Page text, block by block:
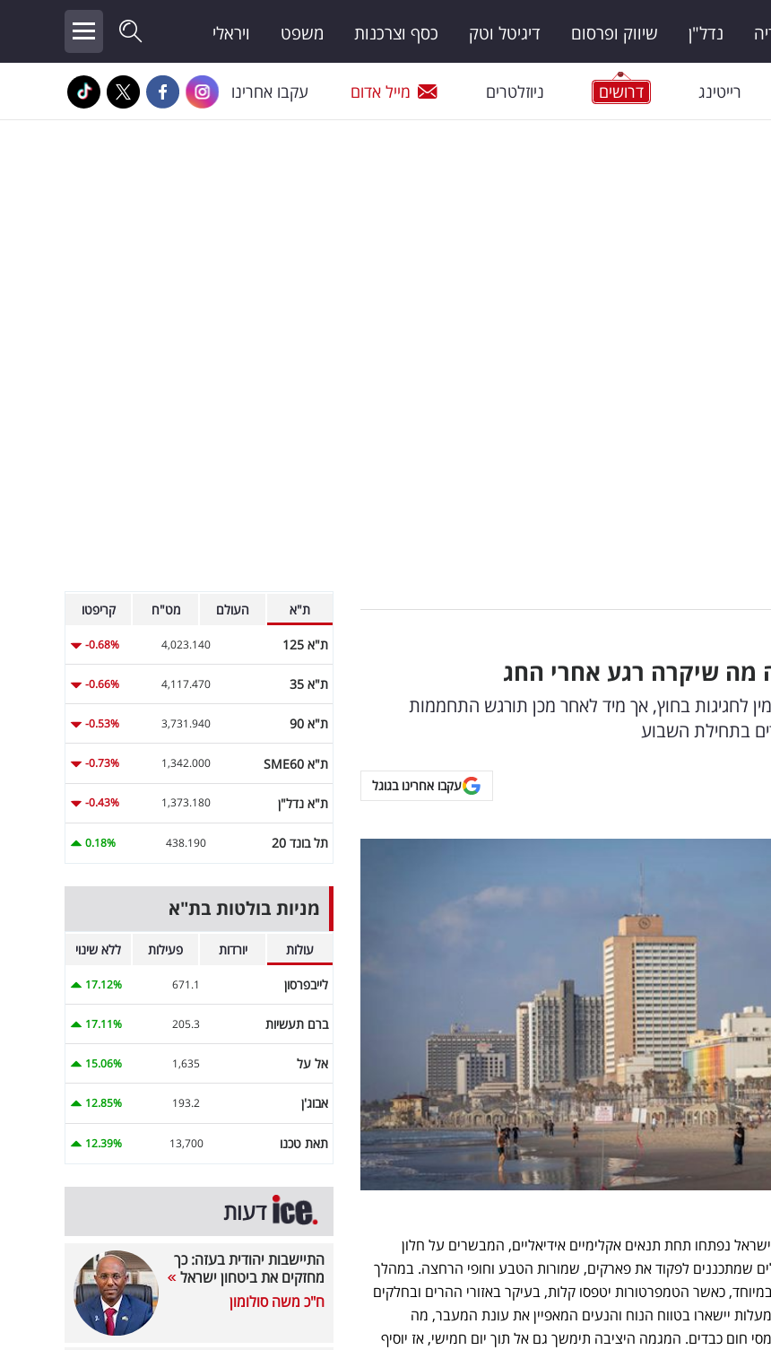
נדל"ן שיווק ופרסום דיגיטל וטק כסף וצרכנות משפט ויראלי
רייטינג דרושים ניוזלטרים מייל אדום עקבו אחרינו
מה שיקרה רגע אחרי החג
לחגיגות בחוץ, אך מיד לאחר מכן תורגש התחממות
בתחילת השבוע
עקבו אחרינו בגוגל
ה-78 של מדינת ישראל נפתחו תחת תנאים אקלימיים אידיאליים, המבשרים על חלון
שמתכננים לפקוד את פארקים, שמורות הטבע וחופי הרחצה. במהלך
במיוחד, כאשר הטמפרטורות יטפסו קלות, בעיקר באזורי ההרים ובחלקים
יישארו בטווח הנוח והנעים המאפיין את עונת המעבר, מה
חום כבדים. המגמה היציבה תימשך גם אל תוך יום חמישי, אז יוסיף
ת"א העולם מט"ח קריפטו
ת"א 125 4,023.140
-0.68%
ת"א 35 4,117.470
-0.66%
ת"א 90 3,731.940
-0.53%
ת"א SME60 1,342.000
-0.73%
ת"א נדל"ן 1,373.180
-0.43%
תל בונד 20 438.190
0.18%
מניות בולטות בת"א
עולות יורדות פעילות ללא שינוי
לייבפרסון 671.1
17.12%
ברם תעשיות 205.3
17.11%
אל על 1,635
15.06%
אבוג'ן 193.2
12.85%
תאת טכנו 13,700
12.39%
דעות
התיישבות יהודית בעזה: כך
מחזקים את ביטחון ישראל
ח"כ משה סולומון